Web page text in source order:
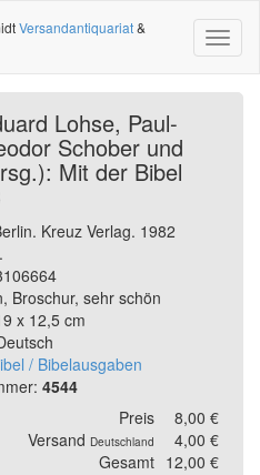
Versandantiquariat&
Lohse, Paul-
Schober und
Mit der Bibel
Kreuz Verlag. 1982
Broschur, sehr schön
x 12,5 cm
/ Bibelausgaben
4544
Preis
8,00 €
Versand Deutschland
4,00 €
Gesamt 12,00 €